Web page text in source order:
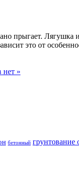
прыгает.
это от
нет »
бетонный грунтование